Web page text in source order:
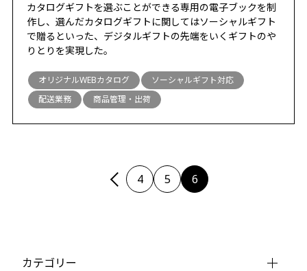
カタログギフトを選ぶことができる専用の電子ブックを制
作し、選んだカタログギフトに関してはソーシャルギフト
で贈るといった、デジタルギフトの先端をいくギフトのや
りとりを実現した。
オリジナルWEBカタログ
ソーシャルギフト対応
配送業務
商品管理・出荷
4 5 6
カテゴリー